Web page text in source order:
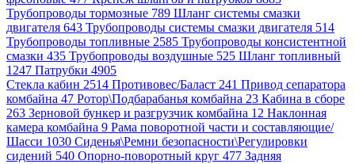
Трубопроводы тормозные 789 Шланг системы смазки
двигателя 643 Трубопроводы системы смазки двигателя 514
Трубопроводы топливные 2585 Трубопроводы консистентной
смазки 435 Трубопроводы воздушные 525 Шланг топливный
1247 Патрубки 4905
Стекла кабин 2514 Противовес/Баласт 241 Привод сепаратора
комбайна 47 Ротор\Подбарабанья комбайна 23 Кабина в сборе
263 Зерновой бункер и разгрузчик комбайна 12 Наклонная
камера комбайна 9 Рама поворотной части и составляющие/
Шасси 1030 Сиденья\Ремни безопасности\Регулировки
сидений 540 Опорно-поворотный круг 477 Задняя